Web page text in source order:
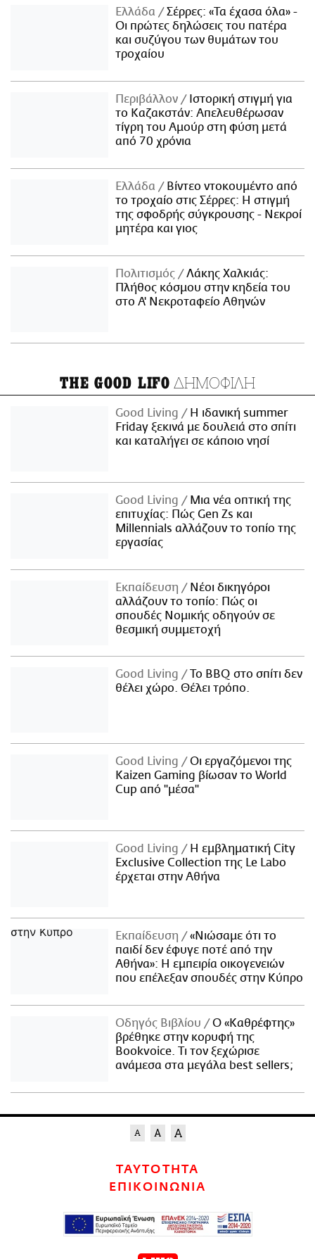
Ελλάδα
Σέρρες: «Τα έχασα όλα» -
Οι πρώτες δηλώσεις του πατέρα
και συζύγου των θυμάτων του
τροχαίου
Περιβάλλον
Ιστορική στιγμή για
το Καζακστάν: Απελευθέρωσαν
τίγρη του Αμούρ στη φύση μετά
από 70 χρόνια
Ελλάδα
Βίντεο ντοκουμέντο από
το τροχαίο στις Σέρρες: Η στιγμή
της σφοδρής σύγκρουσης - Νεκροί
μητέρα και γιος
Πολιτισμός
Λάκης Χαλκιάς:
Πλήθος κόσμου στην κηδεία του
στο Α' Νεκροταφείο Αθηνών
THE GOOD LIFO ΔΗΜΟΦΙΛΗ
Good Living
Η ιδανική summer
Friday ξεκινά με δουλειά στο σπίτι
και καταλήγει σε κάποιο νησί
Good Living
Μια νέα οπτική της
επιτυχίας: Πώς Gen Zs και
Millennials αλλάζουν το τοπίο της
εργασίας
Εκπαίδευση
Νέοι δικηγόροι
αλλάζουν το τοπίο: Πώς οι
σπουδές Νομικής οδηγούν σε
θεσμική συμμετοχή
Good Living
Το BBQ στο σπίτι δεν
θέλει χώρο. Θέλει τρόπο.
Good Living
Οι εργαζόμενοι της
Kaizen Gaming βίωσαν το World
Cup από "μέσα"
Good Living
Η εμβληματική City
Exclusive Collection της Le Labo
έρχεται στην Αθήνα
Εκπαίδευση
«Νιώσαμε ότι το
παιδί δεν έφυγε ποτέ από την
Αθήνα»: Η εμπειρία οικογενειών
που επέλεξαν σπουδές στην Κύπρο
Οδηγός Βιβλίου
Ο «Καθρέφτης»
βρέθηκε στην κορυφή της
Bookvoice. Τι τον ξεχώρισε
ανάμεσα στα μεγάλα best sellers;
ΤΑΥΤΟΤΗΤΑ
ΕΠΙΚΟΙΝΩΝΙΑ